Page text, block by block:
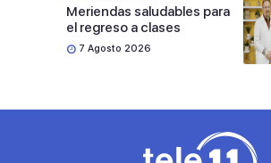
Meriendas saludables para
el regreso a clases
7 Agosto 2026